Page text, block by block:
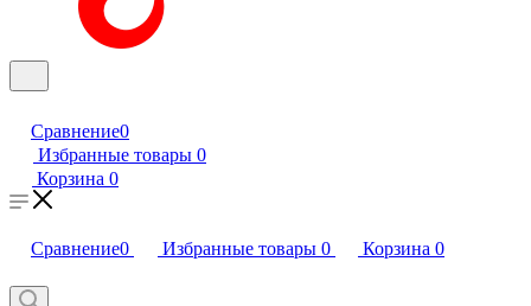
Сравнение0
Избранные товары 0
Корзина 0
Сравнение0 Избранные товары 0 Корзина 0